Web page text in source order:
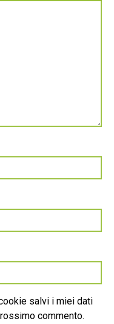
salvi i miei dati
commento.